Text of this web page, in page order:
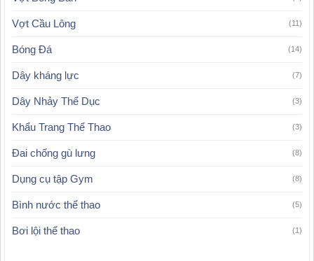
Vợt Cầu Lông (11)
Bóng Đá (14)
Dây kháng lực (7)
Dây Nhảy Thể Dục (3)
Khẩu Trang Thể Thao (3)
Đai chống gù lưng (8)
Dụng cụ tập Gym (8)
Bình nước thể thao (5)
Bơi lội thể thao (1)